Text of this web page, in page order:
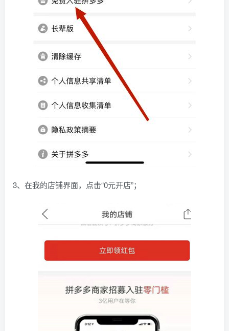
3、在我的店铺界面，点击“0元开店”；